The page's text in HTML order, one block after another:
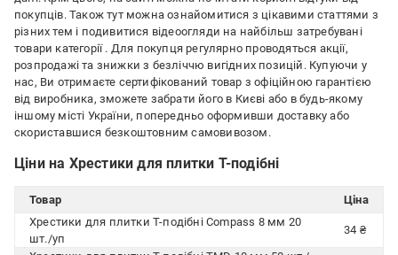
покупців. Також тут можна ознайомитися з цікавими статтями з
різних тем і подивитися відеоогляди на найбільш затребувані
товари категорії . Для покупця регулярно проводяться акції,
розпродажі та знижки з безліччю вигідних позицій. Купуючи у
нас, Ви отримаєте сертифікований товар з офіційною гарантією
від виробника, зможете забрати його в Києві або в будь-якому
іншому місті України, попередньо оформивши доставку або
скориставшися безкоштовним самовивозом.
Ціни на Хрестики для плитки Т-подібні
Товар
Ціна
Хрестики для плитки Т-подібні Compass 8 мм 20
шт./уп
34 ₴